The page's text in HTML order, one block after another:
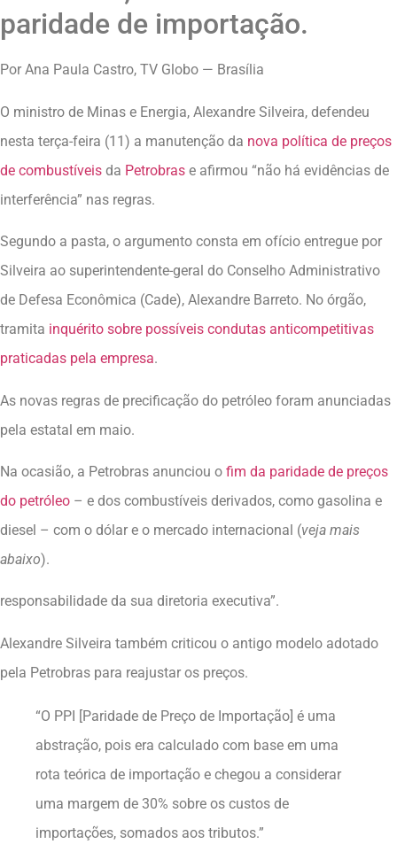
paridade de importação.
Por Ana Paula Castro, TV Globo — Brasília
O ministro de Minas e Energia, Alexandre Silveira, defendeu
nesta terça-feira (11) a manutenção da nova política de preços
de combustíveis da Petrobras e afirmou “não há evidências de
interferência” nas regras.
Segundo a pasta, o argumento consta em ofício entregue por
Silveira ao superintendente-geral do Conselho Administrativo
de Defesa Econômica (Cade), Alexandre Barreto. No órgão,
tramita inquérito sobre possíveis condutas anticompetitivas
praticadas pela empresa.
As novas regras de precificação do petróleo foram anunciadas
pela estatal em maio.
Na ocasião, a Petrobras anunciou o fim da paridade de preços
do petróleo – e dos combustíveis derivados, como gasolina e
diesel – com o dólar e o mercado internacional (veja mais
abaixo).
responsabilidade da sua diretoria executiva”.
Alexandre Silveira também criticou o antigo modelo adotado
pela Petrobras para reajustar os preços.
“O PPI [Paridade de Preço de Importação] é uma
abstração, pois era calculado com base em uma
rota teórica de importação e chegou a considerar
uma margem de 30% sobre os custos de
importações, somados aos tributos.”